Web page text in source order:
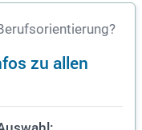
zu allen